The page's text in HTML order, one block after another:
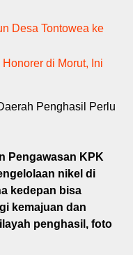
Desa Tontowea ke
di Morut, Ini
Penghasil Perlu
Pengawasan KPK
nikel di
kedepan bisa
kemajuan dan
penghasil, foto